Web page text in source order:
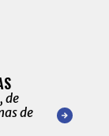
de
de
de las